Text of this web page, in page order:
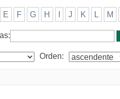
E F G H J K L M
Orden: